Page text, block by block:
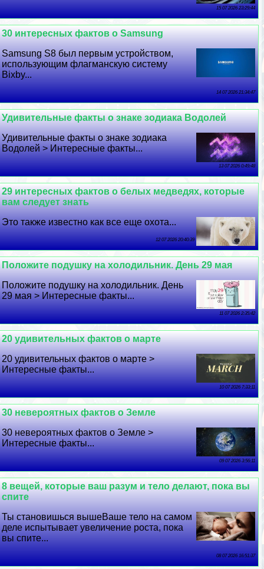
15 07 2026 23:29:44
30 интересных фактов о Samsung
Samsung S8 был первым устройством,
использующим флагманскую систему
Bixby...
14 07 2026 21:34:47
Удивительные факты о знаке зодиака Водолей
Удивительные факты о знаке зодиака
Водолей > Интересные факты...
13 07 2026 0:49:48
29 интересных фактов о белых медведях, которые
вам следует знать
Это также известно как все еще охота...
12 07 2026 20:40:39
Положите подушку на холодильник. День 29 мая
Положите подушку на холодильник. День
29 мая > Интересные факты...
11 07 2026 2:35:42
20 удивительных фактов о марте
20 удивительных фактов о марте >
Интересные факты...
10 07 2026 7:33:11
30 невероятных фактов о Земле
30 невероятных фактов о Земле >
Интересные факты...
09 07 2026 3:56:11
8 вещей, которые ваш разум и тело делают, пока вы
спите
Ты становишься вышеВаше тело на самом
деле испытывает увеличение роста, пока
вы спите...
08 07 2026 16:51:37